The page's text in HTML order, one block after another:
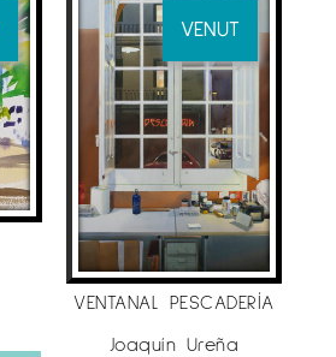
VENUT
VENTANAL PESCADERÍA
Joaquín Ureña